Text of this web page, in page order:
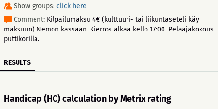
Show groups: click here
Comment: Kilpailumaksu 4€ (kulttuuri- tai liikuntaseteli käy
maksuun) Nemon kassaan. Kierros alkaa kello 17:00. Pelaajakokous
puttikorilla.
RESULTS
Handicap (HC) calculation by Metrix rating